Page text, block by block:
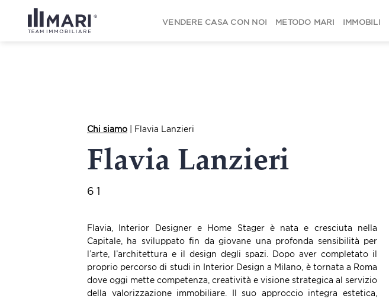
VENDERE CASA CON NOI METODO MARI IMMOBILI
Chi siamo | Flavia Lanzieri
Flavia Lanzieri
61
Flavia, Interior Designer e Home Stager è nata e cresciuta nella
Capitale, ha sviluppato fin da giovane una profonda sensibilità per
l’arte, l’architettura e il design degli spazi. Dopo aver completato il
proprio percorso di studi in Interior Design a Milano, è tornata a Roma
dove oggi mette competenza, creatività e visione strategica al servizio
della valorizzazione immobiliare. Il suo approccio integra estetica,